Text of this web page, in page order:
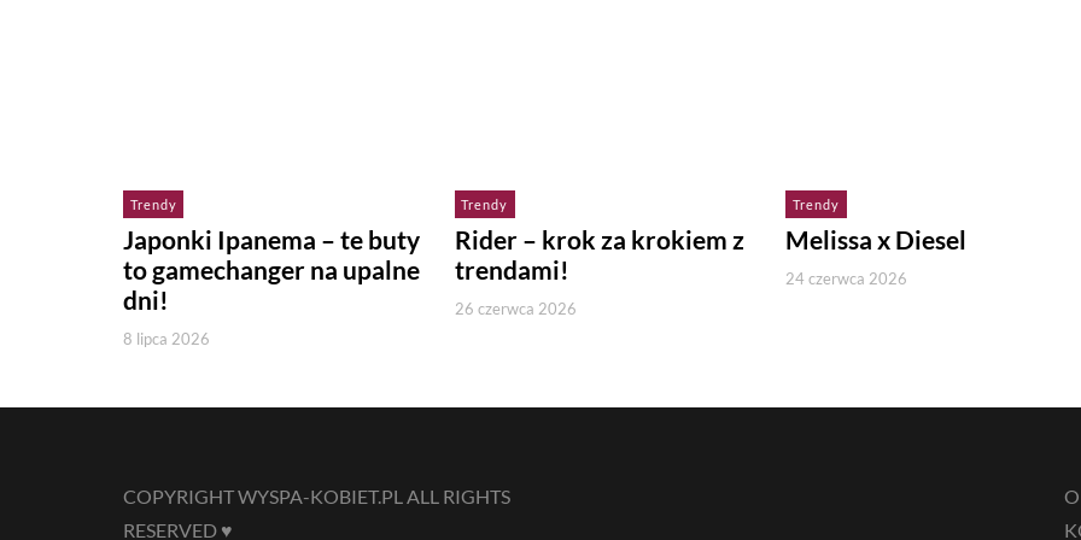
Trendy
Japonki Ipanema – te buty
to gamechanger na upalne
dni!
8 lipca 2026
Trendy
Rider – krok za krokiem z
trendami!
26 czerwca 2026
Trendy
Melissa x Diesel
24 czerwca 2026
COPYRIGHT WYSPA-KOBIET.PL ALL RIGHTS
RESERVED ♥